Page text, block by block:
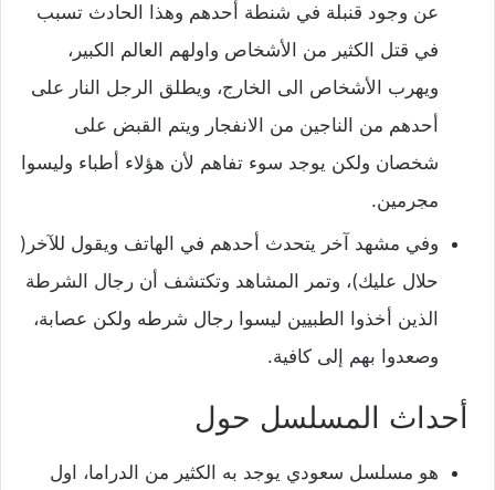
عن وجود قنبلة في شنطة أحدهم وهذا الحادث تسبب
في قتل الكثير من الأشخاص واولهم العالم الكبير،
ويهرب الأشخاص الى الخارج، ويطلق الرجل النار على
أحدهم من الناجين من الانفجار ويتم القبض على
شخصان ولكن يوجد سوء تفاهم لأن هؤلاء أطباء وليسوا
مجرمين.
وفي مشهد آخر يتحدث أحدهم في الهاتف ويقول للآخر(
حلال عليك)، وتمر المشاهد وتكتشف أن رجال الشرطة
الذين أخذوا الطبيين ليسوا رجال شرطه ولكن عصابة،
وصعدوا بهم إلى كافية.
أحداث المسلسل حول
هو مسلسل سعودي يوجد به الكثير من الدراما، اول